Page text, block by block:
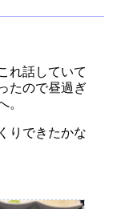
れ話していて
たので昼過ぎ
。
りできたかな